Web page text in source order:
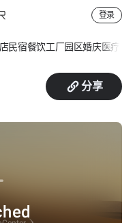
登录
民宿餐饮工厂园区婚庆医疗
分享